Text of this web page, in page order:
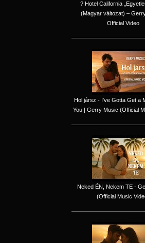
? Hotel California
(Magyar változat) –
Official Video
Hol jársz - I've Gotta Get a
You | Gerry Music (Official
Neked ÉN, Nekem TE -
(Official Music